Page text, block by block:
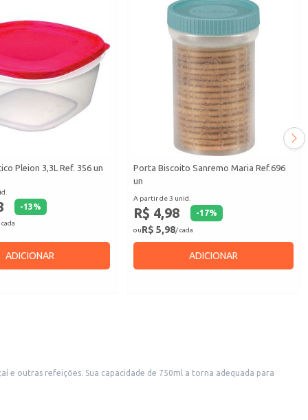
Pleion 3,3L Ref. 356 un
-13%
ADICIONAR
Porta Biscoito Sanremo Maria Ref.696
un
A partir de 3 unid.
R$ 4,98 -17%
ouR$ 5,98/ cada
ADICIONAR
e outras refeições. Sua capacidade de 750ml a torna adequada para